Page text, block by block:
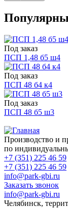
Под заказ
ПСП 1,48 б5 ш4
Под заказ
ПСП 48 б4 к4
Под заказ
ПСП 48 б5 ш3
Производство и
по
+7 (351) 225 46 59
+7 (351) 225 46 59
info@park-gbi.ru
Заказать звонок
info@park-gbi.ru
Челябинск,